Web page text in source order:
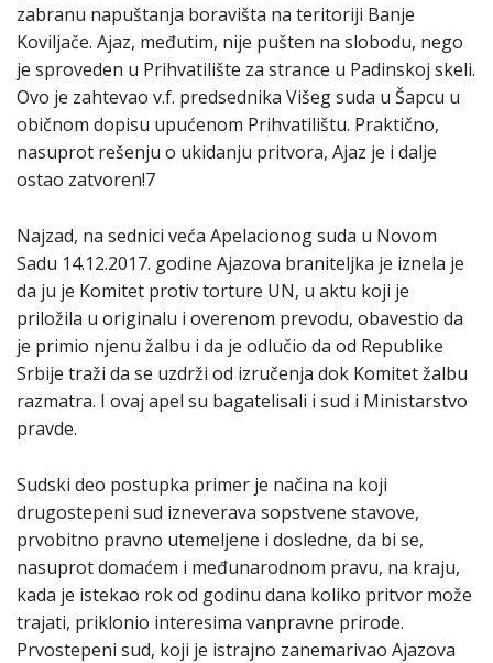
zabranu napuštanja boravišta na teritoriji Banje
Koviljače. Ajaz, međutim, nije pušten na slobodu, nego
je sproveden u Prihvatilište za strance u Padinskoj skeli.
Ovo je zahtevao v.f. predsednika Višeg suda u Šapcu u
običnom dopisu upućenom Prihvatilištu. Praktično,
nasuprot rešenju o ukidanju pritvora, Ajaz je i dalje
ostao zatvoren!7
Najzad, na sednici veća Apelacionog suda u Novom
Sadu 14.12.2017. godine Ajazova braniteljka je iznela je
da ju je Komitet protiv torture UN, u aktu koji je
priložila u originalu i overenom prevodu, obavestio da
je primio njenu žalbu i da je odlučio da od Republike
Srbije traži da se uzdrži od izručenja dok Komitet žalbu
razmatra. I ovaj apel su bagatelisali i sud i Ministarstvo
pravde.
Sudski deo postupka primer je načina na koji
drugostepeni sud izneverava sopstvene stavove,
prvobitno pravno utemeljene i dosledne, da bi se,
nasuprot domaćem i međunarodnom pravu, na kraju,
kada je istekao rok od godinu dana koliko pritvor može
trajati, priklonio interesima vanpravne prirode.
Prvostepeni sud, koji je istrajno zanemarivao Ajazova